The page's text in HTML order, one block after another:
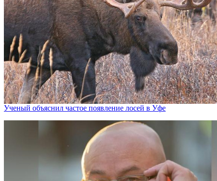
Ученый объяснил частое появление лосей в Уфе